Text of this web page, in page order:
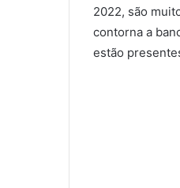
2022, são
contorna a
estão